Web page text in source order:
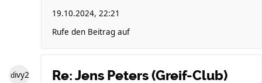
19.10.2024, 22:21
Rufe den Beitrag auf
divy2
Re: Jens Peters (Greif-Club)